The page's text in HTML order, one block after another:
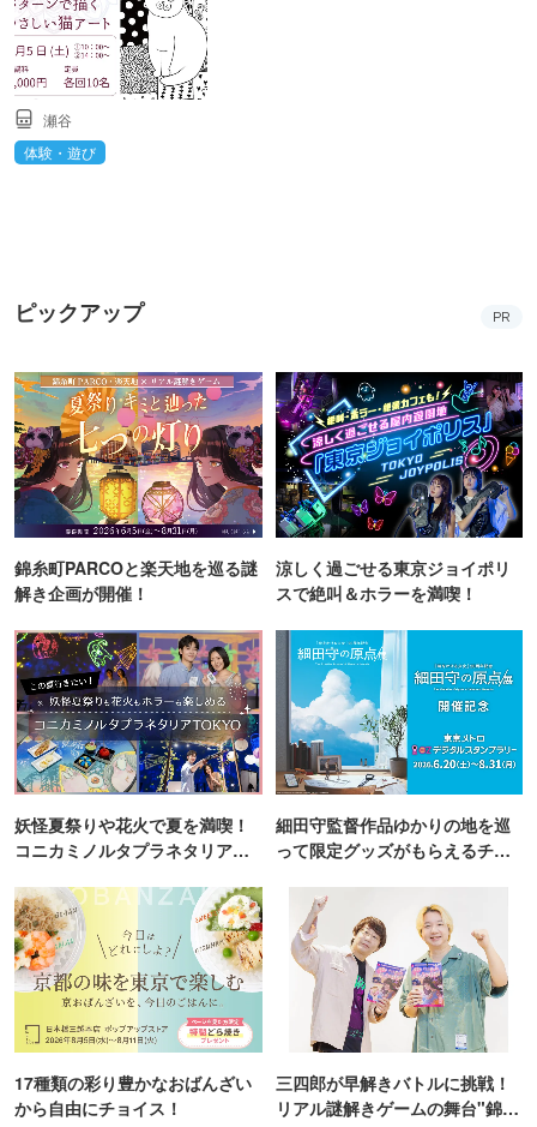
瀬谷
体験・遊び
ピックアップ PR
錦糸町PARCOと楽天地を巡る謎
解き企画が開催！
涼しく過ごせる東京ジョイポリ
スで絶叫＆ホラーを満喫！
妖怪夏祭りや花火で夏を満喫！
コニカミノルタプラネタリア
細田守監督作品ゆかりの地を巡
って限定グッズがもらえるチャ
17種類の彩り豊かなおばんざい
から自由にチョイス！
三四郎が早解きバトルに挑戦！
リアル謎解きゲームの舞台"錦糸